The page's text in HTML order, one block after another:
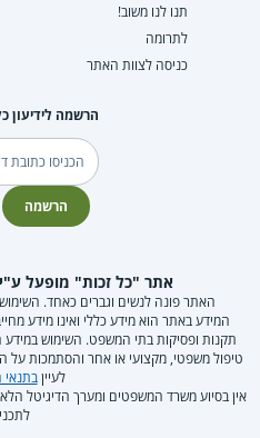
תנו לנו משוב!
לתרומה
כניסה לצוות האתר
הרשמה לידיעון
דוא"ל
הרשמה
אתר "כל זכות" מופעל
האתר פונה לנשים וגברים כאחד.
המידע באתר הוא מידע כללי ואינו מידע
תקנות ופסיקות בתי המשפט. השימוש במידע
טיפול משפטי, מקצועי או אחר והסתמכות
לעייןבתנאי
אין בסיוע משרד המשפטים ומערך הדיגיטל